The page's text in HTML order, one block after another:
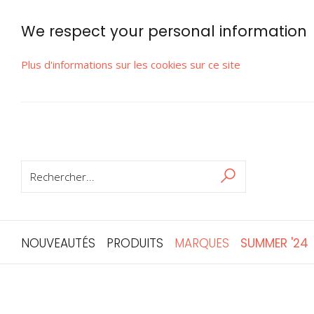
We respect your personal information
Plus d'informations sur les cookies sur ce site
Rechercher
RECHERCHER
NOUVEAUTÉS PRODUITS MARQUES SUMMER '24